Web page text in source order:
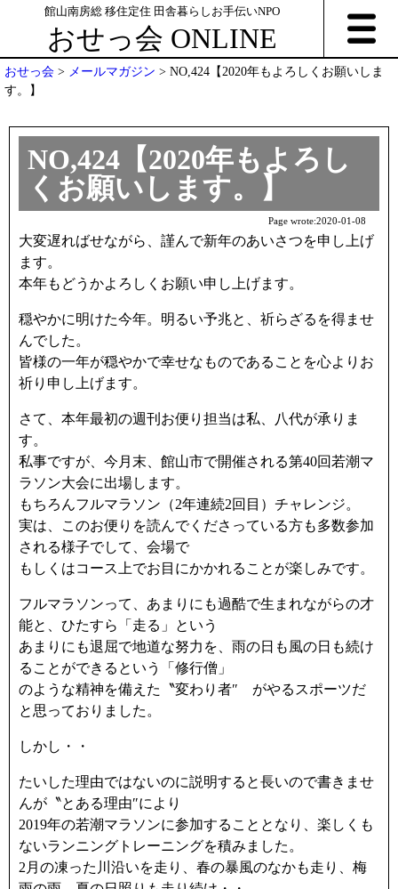
館山南房総 移住定住 田舎暮らしお手伝いNPO
おせっ会 ONLINE
おせっ会 > メールマガジン > NO,424【2020年もよろしくお願いしま
す。】
NO,424【2020年もよろし
くお願いします。】
Page wrote:2020-01-08
大変遅ればせながら、謹んで新年のあいさつを申し上げ
ます。
本年もどうかよろしくお願い申し上げます。
穏やかに明けた今年。明るい予兆と、祈らざるを得ませ
んでした。
皆様の一年が穏やかで幸せなものであることを心よりお
祈り申し上げます。
さて、本年最初の週刊お便り担当は私、八代が承りま
す。
私事ですが、今月末、館山市で開催される第40回若潮マ
ラソン大会に出場します。
もちろんフルマラソン（2年連続2回目）チャレンジ。
実は、このお便りを読んでくださっている方も多数参加
される様子でして、会場で
もしくはコース上でお目にかかれることが楽しみです。
フルマラソンって、あまりにも過酷で生まれながらの才
能と、ひたすら「走る」という
あまりにも退屈で地道な努力を、雨の日も風の日も続け
ることができるという「修行僧」
のような精神を備えた〝変わり者″ がやるスポーツだ
と思っておりました。
しかし・・
たいした理由ではないのに説明すると長いので書きませ
んが〝とある理由″により
2019年の若潮マラソンに参加することとなり、楽しくも
ないランニングトレーニングを積みました。
2月の凍った川沿いを走り、春の暴風のなかも走り、梅